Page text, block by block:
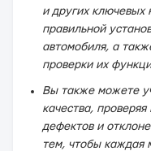
и других ключевых
правильной
автомобиля, а
проверки их
Вы также можете
качества,
дефектов и
тем, чтобы каждая